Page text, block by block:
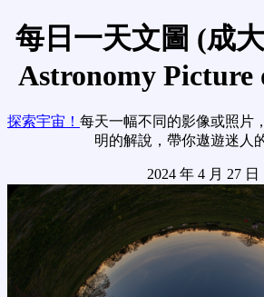
每日一天文圖 (成
Astronomy Picture
探索宇宙！ 每天一幅不同的影像或照片
明的解說，帶你遨遊迷人
2024 年 4 月 27 日